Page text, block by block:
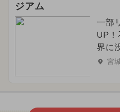
ジアム
一部
UP
界に
宮